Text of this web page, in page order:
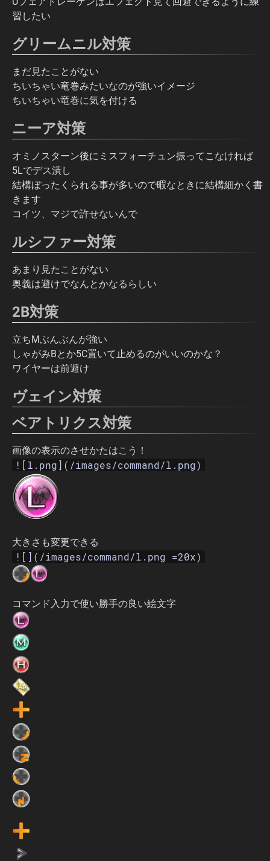
習したい
グリームニル対策
まだ見たことがない
ちいちゃい竜巻みたいなのが強いイメージ
ちいちゃい竜巻に気を付ける
ニーア対策
オミノスターン後にミスフォーチュン振ってこなければ
5Lでデス潰し
結構ぼったくられる事が多いので暇なときに結構細かく書
きます
コイツ、マジで許せないんで
ルシファー対策
あまり見たことがない
奥義は避けでなんとかなるらしい
2B対策
立ちMぶんぶんが強い
しゃがみBとか5C置いて止めるのがいいのかな？
ワイヤーは前避け
ヴェイン対策
ベアトリクス対策
画像の表示のさせかたはこう！
![l.png](/images/command/l.png)
大きさも変更できる
![](/images/command/l.png =20x)
コマンド入力で使い勝手の良い絵文字